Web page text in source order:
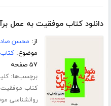
دانلود کتاب موفقیت به عمل
از: محسن
موضوع:
۵۷ صفحه
برچسب‌ها:
کتاب موفقیت
روانشناسی